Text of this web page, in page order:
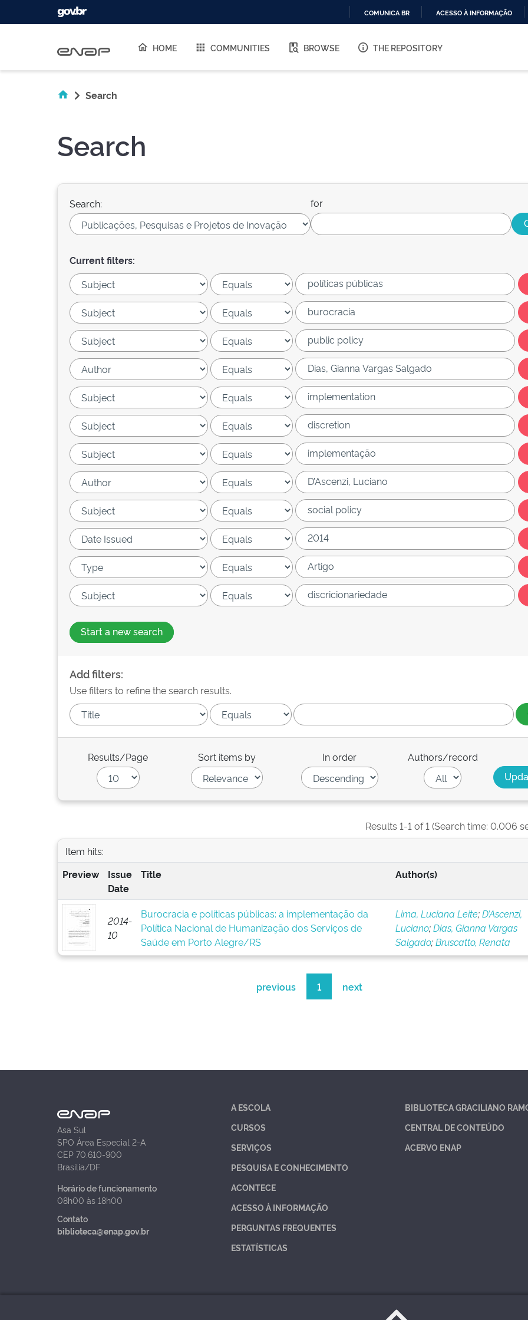
O
COMUNICA BR ACESSO À INFORMAÇÃO
HOME COMMUNITIES BROWSE THE REPOSITORY
Search
Search
Search: for
Current filters:
Start a new search
Add filters:
Use filters to refine the search results.
Results/Page Sort items by In order Authors/record
Results 1-1 of 1 (Search time: 0.006
Item hits:
Preview
Issue
Date
Title Author(s)
2014-
10
Burocracia e políticas públicas: a implementação da
Política Nacional de Humanização dos Serviços de
Saúde em Porto Alegre/RS
Lima, Luciana Leite;D’Ascenzi,
Luciano;Dias, Gianna Vargas
Salgado;Bruscatto, Renata
previous 1 next
Asa Sul
SPO Área Especial 2-A
CEP 70.610-900
Brasília/DF
Horário de funcionamento
08h00 às 18h00
Contato
biblioteca@enap.gov.br
A ESCOLA
CURSOS
SERVIÇOS
PESQUISA E CONHECIMENTO
ACONTECE
ACESSO À INFORMAÇÃO
PERGUNTAS FREQUENTES
ESTATÍSTICAS
BIBLIOTECA GRACILIANO
CENTRAL DE CONTEÚDO
ACERVO ENAP